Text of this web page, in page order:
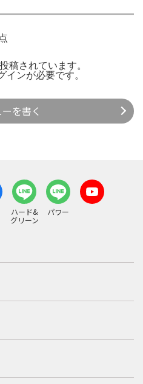
稿されています。
インが必要です。
を書く
ハード&
グリーン
パワー